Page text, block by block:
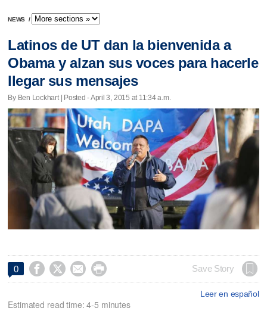
NEWS /
Latinos de UT dan la bienvenida a
Obama y alzan sus voces para hacerle
llegar sus mensajes
By Ben Lockhart | Posted - April 3, 2015 at 11:34 a.m.
0     Save Story
Leer en español
Estimated read time: 4-5 minutes